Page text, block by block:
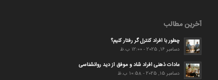
آخرین مطالب
چطور با افراد کنترل گر رفتار کنیم؟
دسامبر 16, 2025 - 12:00 ب.ظ
عادات ذهنی افراد شاد و موفق از دید روانشناسی
دسامبر 15, 2025 - 10:58 ب.ظ